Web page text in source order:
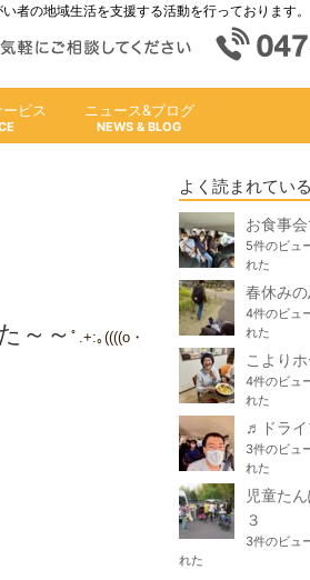
者の地域生活を支援する活動を行っております。
ビス ニュース&ブログ
～～ ﾟ.+:｡((((o・
よく読まれてい
お食事
5件のビュ
れた
春休み
4件のビュ
れた
こより
4件のビュ
れた
♬ドライ
3件のビュ
れた
児童た
３
3件のビュ
れた